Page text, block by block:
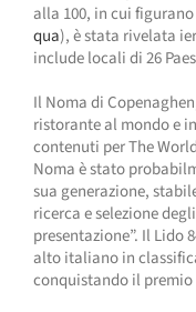
alla 100, in cui
qua), è stata rivelata
include locali di 26
Il Noma di
ristorante al mondo e
contenuti per The
Noma è stato
sua generazione,
ricerca e selezione
presentazione”. Il Lido
alto italiano in
conquistando il premio